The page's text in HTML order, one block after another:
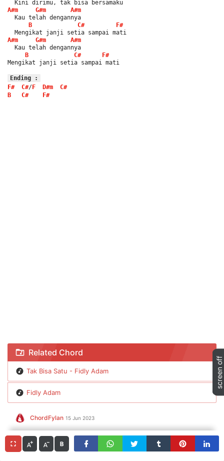
  Kini dirimu, tak bisa bersamaku
A#m
G#m
A#m
  Kau telah dengannya
B
C#
F#
  Mengikat janji setia sampai mati
A#m
G#m
A#m
  Kau telah dengannya
B
C#
F#
Mengikat janji setia sampai mati
Ending :
F#
C#/F D#m
C#
B
C# F#
Chord Tak Bisa Satu - Fidly Adam
Related Chord
Tak Bisa Satu - Fidly Adam
Fidly Adam
ChordFylan 15 Jun 2023